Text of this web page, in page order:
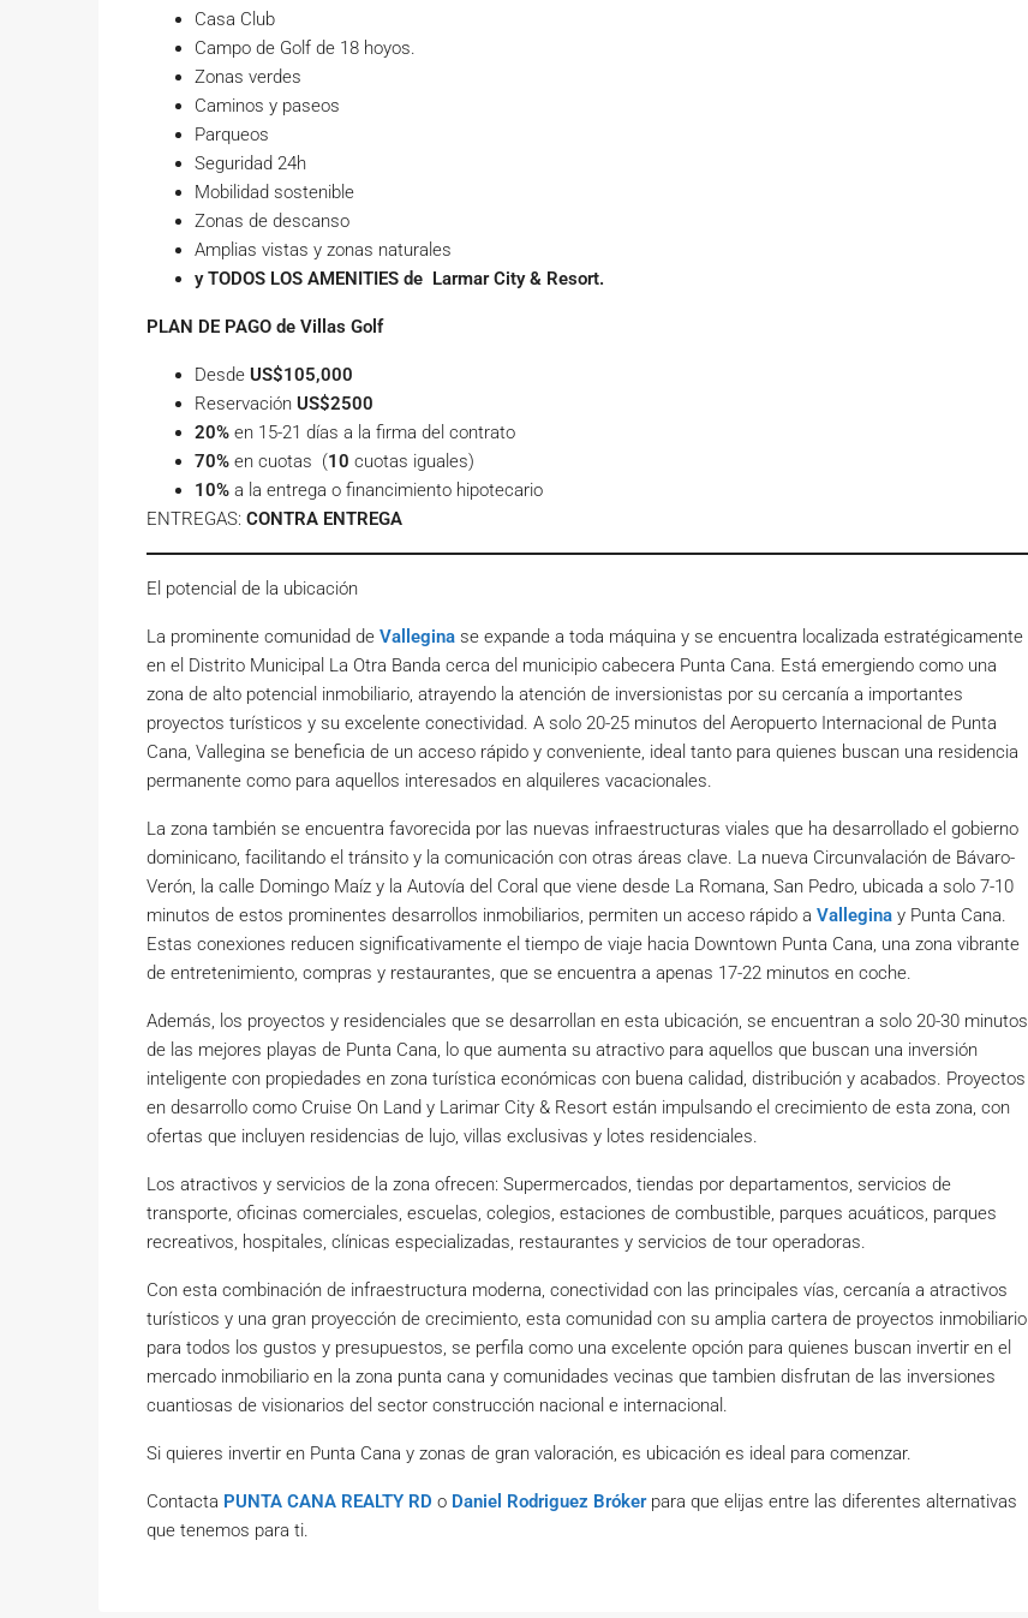
Casa Club
Campo de Golf de 18 hoyos.
Zonas verdes
Caminos y paseos
Parqueos
Seguridad 24h
Mobilidad sostenible
Zonas de descanso
Amplias vistas y zonas naturales
y TODOS LOS AMENITIES de Larmar City & Resort.
PLAN DE PAGO de Villas Golf
Desde US$105,000
Reservación US$2500
20% en 15-21 días a la firma del contrato
70% en cuotas (10 cuotas iguales)
10% a la entrega o financimiento hipotecario
ENTREGAS: CONTRA ENTREGA
El potencial de la ubicación
La prominente comunidad de Vallegina se expande a toda máquina y se encuentra localizada estratégicamente
en el Distrito Municipal La Otra Banda cerca del municipio cabecera Punta Cana. Está emergiendo como una
zona de alto potencial inmobiliario, atrayendo la atención de inversionistas por su cercanía a importantes
proyectos turísticos y su excelente conectividad. A solo 20-25 minutos del Aeropuerto Internacional de Punta
Cana, Vallegina se beneficia de un acceso rápido y conveniente, ideal tanto para quienes buscan una residencia
permanente como para aquellos interesados en alquileres vacacionales.
La zona también se encuentra favorecida por las nuevas infraestructuras viales que ha desarrollado el gobierno
dominicano, facilitando el tránsito y la comunicación con otras áreas clave. La nueva Circunvalación de Bávaro-
Verón, la calle Domingo Maíz y la Autovía del Coral que viene desde La Romana, San Pedro, ubicada a solo 7-10
minutos de estos prominentes desarrollos inmobiliarios, permiten un acceso rápido a Vallegina y Punta Cana.
Estas conexiones reducen significativamente el tiempo de viaje hacia Downtown Punta Cana, una zona vibrante
de entretenimiento, compras y restaurantes, que se encuentra a apenas 17-22 minutos en coche.
Además, los proyectos y residenciales que se desarrollan en esta ubicación, se encuentran a solo 20-30 minutos
de las mejores playas de Punta Cana, lo que aumenta su atractivo para aquellos que buscan una inversión
inteligente con propiedades en zona turística económicas con buena calidad, distribución y acabados. Proyectos
en desarrollo como Cruise On Land y Larimar City & Resort están impulsando el crecimiento de esta zona, con
ofertas que incluyen residencias de lujo, villas exclusivas y lotes residenciales.
Los atractivos y servicios de la zona ofrecen: Supermercados, tiendas por departamentos, servicios de
transporte, oficinas comerciales, escuelas, colegios, estaciones de combustible, parques acuáticos, parques
recreativos, hospitales, clínicas especializadas, restaurantes y servicios de tour operadoras.
Con esta combinación de infraestructura moderna, conectividad con las principales vías, cercanía a atractivos
turísticos y una gran proyección de crecimiento, esta comunidad con su amplia cartera de proyectos inmobiliario
para todos los gustos y presupuestos, se perfila como una excelente opción para quienes buscan invertir en el
mercado inmobiliario en la zona punta cana y comunidades vecinas que tambien disfrutan de las inversiones
cuantiosas de visionarios del sector construcción nacional e internacional.
Si quieres invertir en Punta Cana y zonas de gran valoración, es ubicación es ideal para comenzar.
Contacta PUNTA CANA REALTY RD o Daniel Rodriguez Brókerpara que elijas entre las diferentes alternativas
que tenemos para ti.